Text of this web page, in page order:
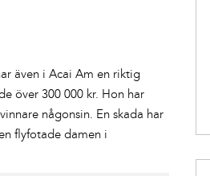
även i Acai Am en riktig
över 300 000 kr. Hon har
någonsin. En skada har
flyfotade damen i